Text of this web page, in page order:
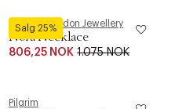
Salg 25%
Pernille Corydon Jewellery
Nora Necklace
806,25 NOK 1.075 NOK
Pilgrim